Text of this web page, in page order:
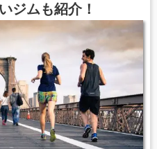
ジムも紹介！